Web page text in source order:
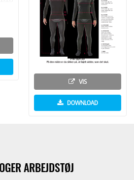
VIS
DOWNLOAD
ARBEJDSTØJ